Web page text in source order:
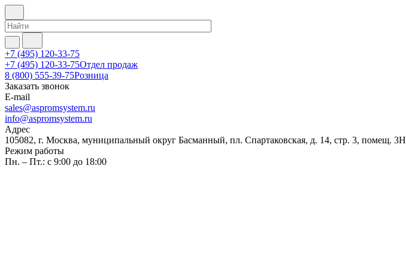
+7 (495) 120-33-75
+7 (495) 120-33-75Отдел продаж
8 (800) 555-39-75Розница
Заказать звонок
E-mail
sales@aspromsystem.ru
info@aspromsystem.ru
Адрес
105082, г. Москва, муниципальный округ Басманный, пл. Спартаковская, д. 14, стр. 3, помещ. 3Н
Режим работы
Пн. – Пт.: с 9:00 до 18:00